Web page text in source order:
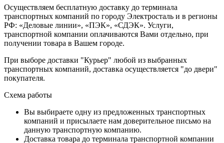
Осуществляем бесплатную доставку до терминала
транспортных компаний по городу Электросталь и в регионы
РФ: «Деловые линии», «ПЭК», «СДЭК». Услуги,
транспортной компании оплачиваются Вами отдельно, при
получении товара в Вашем городе.
При выборе доставки "Курьер" любой из выбранных
транспортных компаний, доставка осуществляется "до двери"
покупателя.
Схема работы
Вы выбираете одну из предложенных транспортных
компаний и присылаете нам доверительное письмо на
данную транспортную компанию.
Доставка товара до терминала транспортной компании